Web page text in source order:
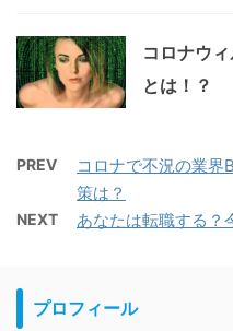
コロナウ
とは！？
PREV
コロナで不況の業界
策は？
NEXT あなたは転職する？
プロフィール